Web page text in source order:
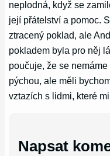
neplodná, když se
její přátelství a pomoc.
ztracený poklad, ale
pokladem byla pro něj
poučuje, že se
pýchou, ale měli
vztazích s lidmi, které
Napsat